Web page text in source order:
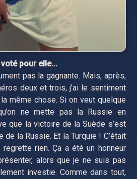
pour elle...
pas la gagnante. Mais, après,
deux et trois, j’ai le sentiment
même chose. Si on veut quelque
ne mette pas la Russie en
que la victoire de la Suède s’est
la Russie. Et la Turquie ! C’était
rien. Ça a été un honneur
alors que je ne suis pas
investie. Comme dans tout,